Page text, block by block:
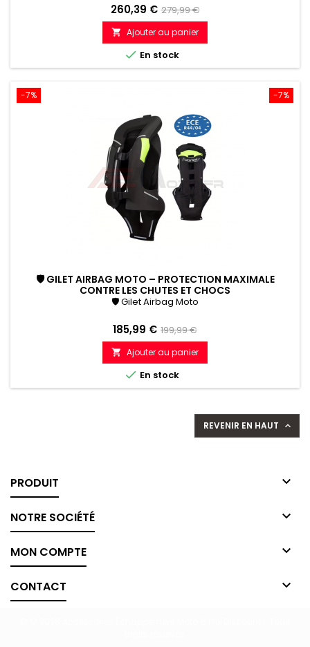
Prix
260,39 € Prix
de
référence
279,99 €
 Ajouter au panier
 En stock
-7%
-7%
🛡 GILET AIRBAG MOTO – PROTECTION MAXIMALE
CONTRE LES CHUTES ET CHOCS
🛡 Gilet Airbag Moto
Prix
185,99 € Prix
de
référence
199,99 €
 Ajouter au panier
 En stock
REVENIR EN HAUT 
PRODUIT 
NOTRE SOCIÉTÉ 
MON COMPTE 
CONTACT 